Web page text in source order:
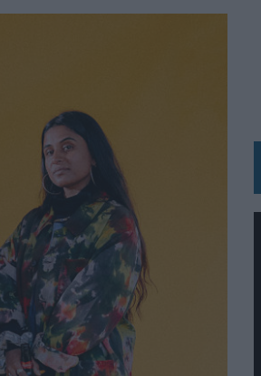
LOS MEDIOS
SON DOS CARAS DE LA MISMA
CAPAZ
DE MARCA